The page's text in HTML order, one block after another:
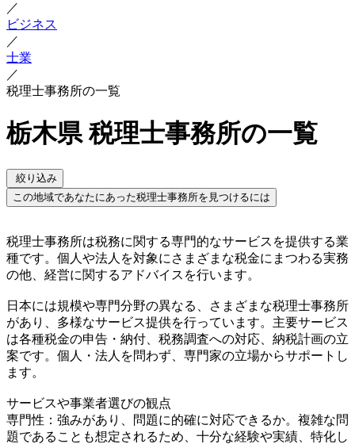
／
ビジネス
／
士業
／
税理士事務所の一覧
栃木県 税理士事務所の一覧
絞り込み
この地域であなたにあった税理士事務所を見つけるには
税理士事務所は税務に関する専門的なサービスを提供する業
種です。個人や法人を対象にさまざまな税金にまつわる実務
の他、経営に関するアドバイスを行います。
日本には規模や専門分野の異なる、さまざまな税理士事務所
があり、多様なサービス提供を行っています。主要サービス
は各種税金の申告・納付、税務調査への対応、納税計画の立
案です。個人・法人を問わず、専門家の立場からサポートし
ます。
サービスや事業者選びの観点
専門性：強みがあり、問題に的確に対応できるか。複雑な問
題であることも想定されるため、十分な経験や実績、特化し